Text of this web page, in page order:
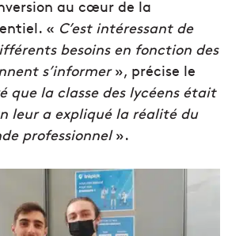
au cœur de la
« C’est intéressant de
besoins en fonction des
s’informer», précise le
que la classe des lycéens était
leur a expliqué la réalité du
professionnel».